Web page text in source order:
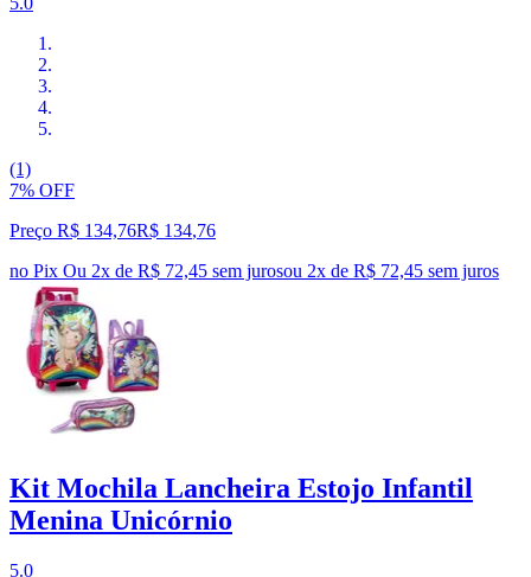
(1)
7% OFF
Preço R$ 134,76R$ 134,76
no Pix Ou 2x de R$ 72,45 sem jurosou 2x de R$ 72,45 sem juros
Kit Mochila Lancheira Estojo Infantil
Menina Unicórnio
5.0